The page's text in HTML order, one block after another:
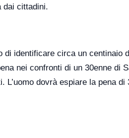
dai cittadini.
di identificare circa un centinaio
nei confronti di un 30enne di
L’uomo dovrà espiare la pena